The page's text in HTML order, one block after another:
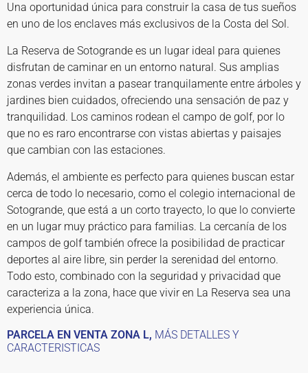
Una oportunidad única para construir la casa de tus sueños
en uno de los enclaves más exclusivos de la Costa del Sol.
La Reserva de Sotogrande es un lugar ideal para quienes
disfrutan de caminar en un entorno natural. Sus amplias
zonas verdes invitan a pasear tranquilamente entre árboles y
jardines bien cuidados, ofreciendo una sensación de paz y
tranquilidad. Los caminos rodean el campo de golf, por lo
que no es raro encontrarse con vistas abiertas y paisajes
que cambian con las estaciones.
Además, el ambiente es perfecto para quienes buscan estar
cerca de todo lo necesario, como el colegio internacional de
Sotogrande, que está a un corto trayecto, lo que lo convierte
en un lugar muy práctico para familias. La cercanía de los
campos de golf también ofrece la posibilidad de practicar
deportes al aire libre, sin perder la serenidad del entorno.
Todo esto, combinado con la seguridad y privacidad que
caracteriza a la zona, hace que vivir en La Reserva sea una
experiencia única.
PARCELA EN VENTA ZONA L, MÁS DETALLES Y
CARACTERISTICAS